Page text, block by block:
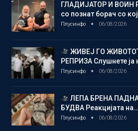
ГЛАДИЈАТОР И ВОИН
со познат борач со
Плусинфо 06/08/2026
ЖИВЕЈ ГО
РЕПРИЗА Слушнете ја
Плусинфо 06/08/2026
ЛЕПА БРЕНА
БУДВА Реакцијата на…
Плусинфо 06/08/2026